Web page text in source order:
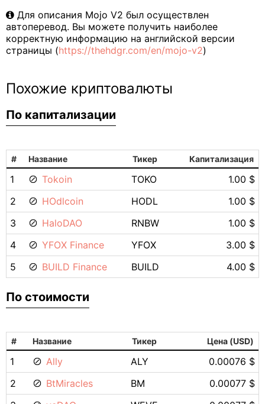
Для описания Mojo V2 был осуществлен
автоперевод. Вы можете получить наиболее
корректную информацию на английской версии
страницы (https://thehdgr.com/en/mojo-v2)
Похожие криптовалюты
По капитализации
# Название Тикер Капитализация
1 Tokoin TOKO
1.00 $
2
HOdlcoin HODL
1.00 $
3
HaloDAO RNBW
1.00 $
4
YFOX Finance YFOX
3.00 $
5
BUILD Finance BUILD 4.00 $
По стоимости
# Название Тикер Цена (USD)
1 Ally ALY
0.00076 $
2
BtMiracles BM
0.00077 $